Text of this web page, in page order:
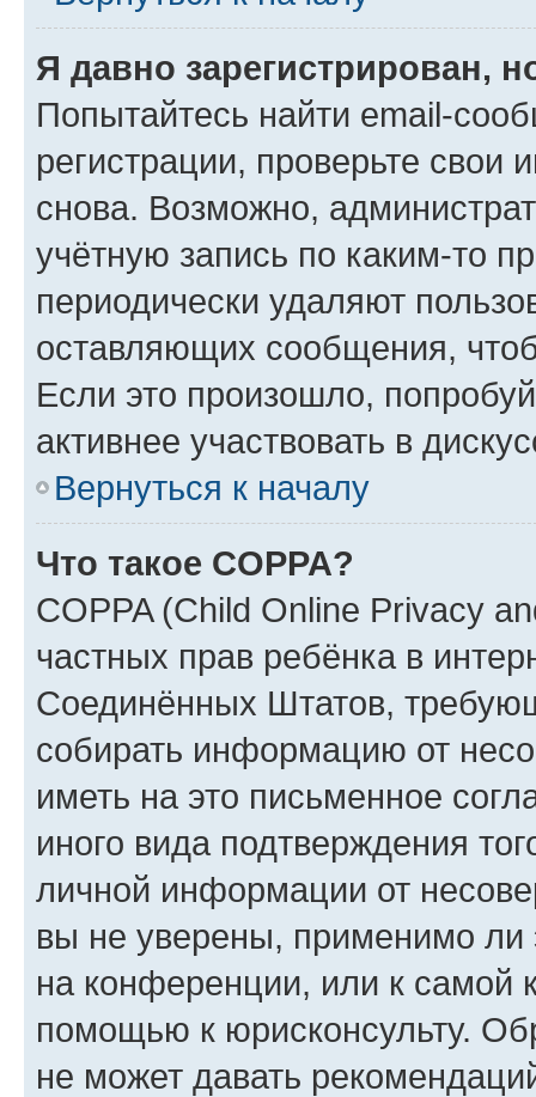
Я давно зарегистрирован,
Попытайтесь найти email-
регистрации, проверьте свои
снова. Возможно,
учётную запись по каким-то
периодически удаляют
оставляющих сообщения,
Если это произошло,
активнее участвовать в
Вернуться к началу
Что такое COPPA?
COPPA (Child Online Privacy
частных прав ребёнка в
Соединённых Штатов,
собирать информацию от
иметь на это письменное
иного вида подтверждения
личной информации от
вы не уверены, применимо ли
на конференции, или к самой
помощью к юрисконсульту.
не может давать